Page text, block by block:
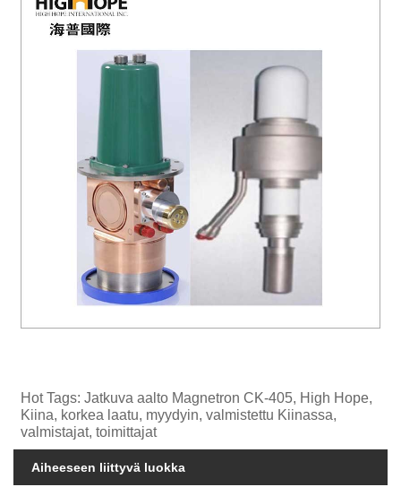
Hot Tags: Jatkuva aalto Magnetron CK-405, High Hope,
Kiina, korkea laatu, myydyin, valmistettu Kiinassa,
valmistajat, toimittajat
Aiheeseen liittyvä luokka